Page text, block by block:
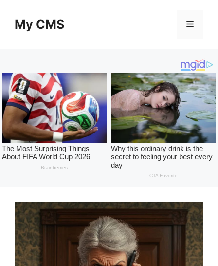
contentMy CMS Menu